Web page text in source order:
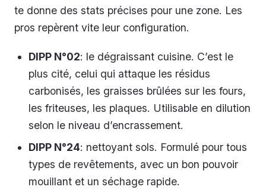
te donne des stats précises pour une zone. Les
pros repèrent vite leur configuration.
DIPP N°02: le dégraissant cuisine. C’est le
plus cité, celui qui attaque les résidus
carbonisés, les graisses brûlées sur les fours,
les friteuses, les plaques. Utilisable en dilution
selon le niveau d’encrassement.
DIPP N°24: nettoyant sols. Formulé pour tous
types de revêtements, avec un bon pouvoir
mouillant et un séchage rapide.